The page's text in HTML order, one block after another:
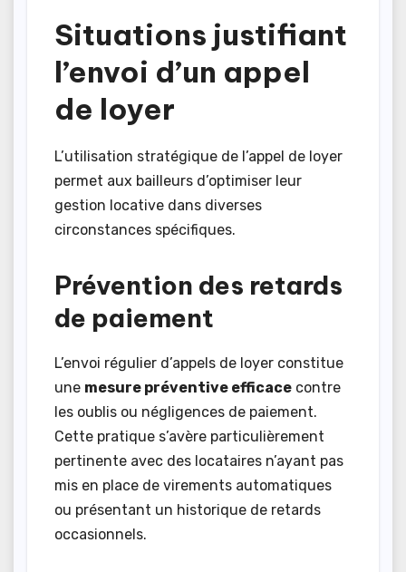
Situations justifiant
l’envoi d’un appel
de loyer
L’utilisation stratégique de l’appel de loyer
permet aux bailleurs d’optimiser leur
gestion locative dans diverses
circonstances spécifiques.
Prévention des retards
de paiement
L’envoi régulier d’appels de loyer constitue
une mesure préventive efficace contre
les oublis ou négligences de paiement.
Cette pratique s’avère particulièrement
pertinente avec des locataires n’ayant pas
mis en place de virements automatiques
ou présentant un historique de retards
occasionnels.